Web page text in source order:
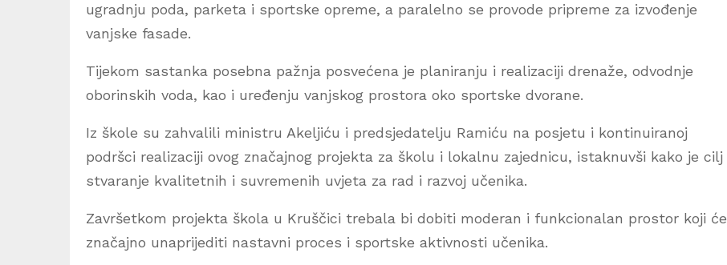
ugradnju poda, parketa i sportske opreme, a paralelno se provode pripreme za izvođenje
vanjske fasade.
Tijekom sastanka posebna pažnja posvećena je planiranju i realizaciji drenaže, odvodnje
oborinskih voda, kao i uređenju vanjskog prostora oko sportske dvorane.
Iz škole su zahvalili ministru Akeljiću i predsjedatelju Ramiću na posjetu i kontinuiranoj
podršci realizaciji ovog značajnog projekta za školu i lokalnu zajednicu, istaknuvši kako je cilj
stvaranje kvalitetnih i suvremenih uvjeta za rad i razvoj učenika.
Završetkom projekta škola u Kruščici trebala bi dobiti moderan i funkcionalan prostor koji će
značajno unaprijediti nastavni proces i sportske aktivnosti učenika.